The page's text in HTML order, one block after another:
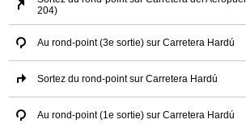
204)
Au rond-point (3e sortie) sur Carretera Hardú
Sortez du rond-point sur Carretera Hardú
Au rond-point (1e sortie) sur Carretera Hardú